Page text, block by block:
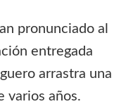
pronunciado al
entregada
arrastra una
varios años.